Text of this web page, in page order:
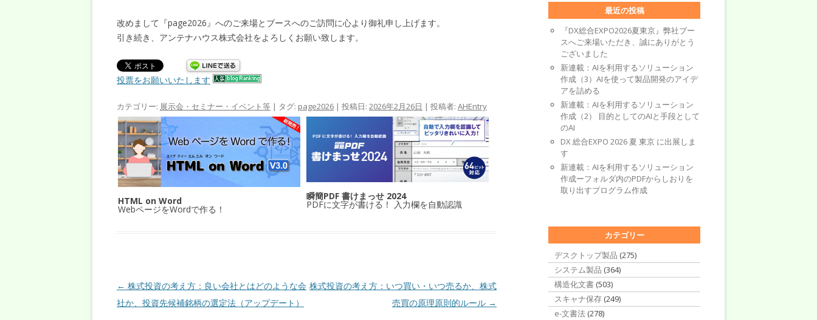
改めまして『page2026』へのご来場とブースへのご訪問に心より御礼申し上げます。
引き続き、アンテナハウス株式会社をよろしくお願い致します。
投票をお願いいたします
カテゴリー: 展示会・セミナー・イベント等 | タグ: page2026 | 投稿日: 2026年2月26日 | 投稿者: AHEntry
HTML on Word
WebページをWordで作る！
瞬簡PDF 書けまっせ 2024
PDFに文字が書ける！ 入力欄を自動認識
投稿ナビゲーション
← 株式投資の考え方：良い会社とはどのような会
社か、投資先候補銘柄の選定法（アップデート）
株式投資の考え方：いつ買い・いつ売るか、株式
売買の原理原則的ルール →
最近の投稿
『DX総合EXPO2026夏東京』弊社ブー
スへご来場いただき、誠にありがとう
ございました
新連載：AIを利用するソリューション
作成（3）AIを使って製品開発のアイデ
アを詰める
新連載：AIを利用するソリューション
作成（2） 目的としてのAIと手段として
のAI
DX 総合EXPO 2026 夏 東京 に出展しま
す
新連載：AIを利用するソリューション
作成ーフォルダ内のPDFからしおりを
取り出すプログラム作成
カテゴリー
デスクトップ製品 (275)
システム製品 (364)
構造化文書 (503)
スキャナ保存 (249)
e-文書法 (278)